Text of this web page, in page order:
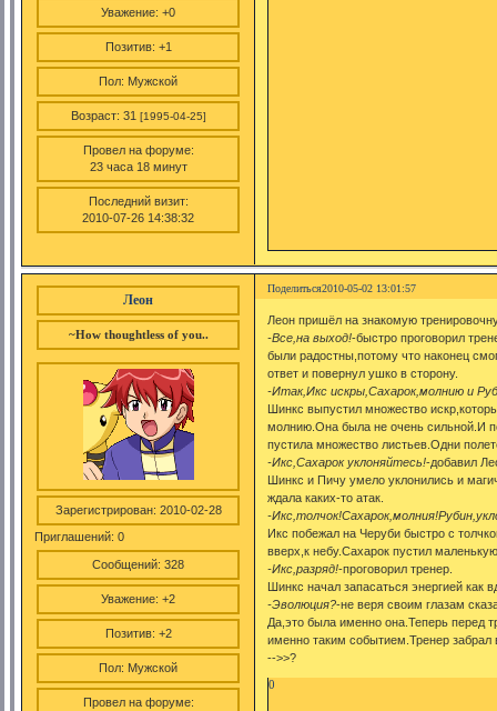
Уважение: +0
Позитив: +1
Пол: Мужской
Возраст: 31 [1995-04-25]
Провел на форуме:
23 часа 18 минут
Последний визит:
2010-07-26 14:38:32
Поделиться2010-05-02 13:01:57
Леон
~How thoughtless of you..
Зарегистрирован: 2010-02-28
Приглашений: 0
Сообщений: 328
Уважение: +2
Позитив: +2
Пол: Мужской
Провел на форуме:
Леон пришёл на знакомую
-Все,на выход!-быстро проговорил
были радостны,потому что наконец
ответ и повернул ушко в сторону.
-Итак,Икс искры,Сахарок,молнию и
Шинкс выпустил множество
молнию.Она была не очень сильной.И
пустила множество листьев.Одни
-Икс,Сахарок уклоняйтесь!-добавил
Шинкс и Пичу умело уклонились и
ждала каких-то атак.
-
Икс побежал на Черуби быстро с
вверх,к небу.Сахарок пустил
-Икс,разряд!-проговорил тренер.
Шинкс начал запасаться энергией как
-Эволюция?-не веря своим глазам
Да,это была именно она.Теперь перед
именно таким событием.Тренер
-->>?
0